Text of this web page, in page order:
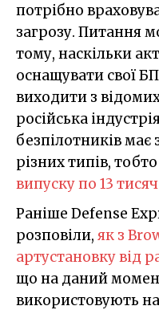
потрібно
загрозу. Питання
тому, наскільки
оснащувати свої
виходити з
російська
безпілотників має
різних типів, тобто
випуску по 13
Раніше Defense
розповіли, як з
артустановку від
що на даний
використовують